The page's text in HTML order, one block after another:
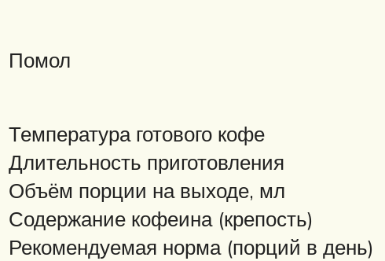
Помол
Температура готового кофе
Длительность приготовления
Объём порции на выходе, мл
Содержание кофеина (крепость)
Рекомендуемая норма (порций в день)